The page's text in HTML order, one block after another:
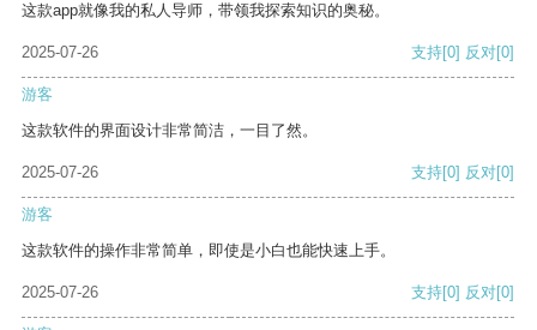
这款app就像我的私人导师，带领我探索知识的奥秘。
2025-07-26 支持[0] 反对[0]
游客
这款软件的界面设计非常简洁，一目了然。
2025-07-26 支持[0] 反对[0]
游客
这款软件的操作非常简单，即使是小白也能快速上手。
2025-07-26 支持[0] 反对[0]